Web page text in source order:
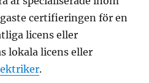
certifieringen för en
licens eller
lokala licens eller
.